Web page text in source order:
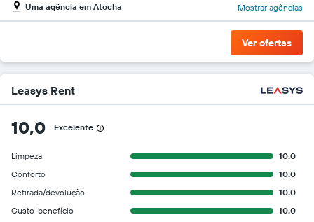
Uma agência em Atocha Mostrar agências
Ver ofertas
Leasys Rent
10,0 Excelente
Limpeza
10.0
Conforto
10.0
Retirada/devolução
10.0
Custo-benefício
10.0